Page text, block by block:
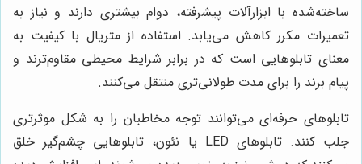
ساخته‌شده با ابزارآلات پیشرفته، دوام بیشتری دارند و نیاز به
تعمیرات مکرر کاهش می‌یابد. استفاده از متریال با کیفیت به
معنای تابلوهایی است که در برابر شرایط محیطی مقاوم‌ترند و
پیام برند را برای مدت طولانی‌تری منتقل می‌کنند.
تابلوهای حرفه‌ای می‌توانند توجه مخاطبان را به شکل موثرتری
جلب کنند. تابلوهای LED یا نئون، تابلوهایی چشم‌گیر خلق